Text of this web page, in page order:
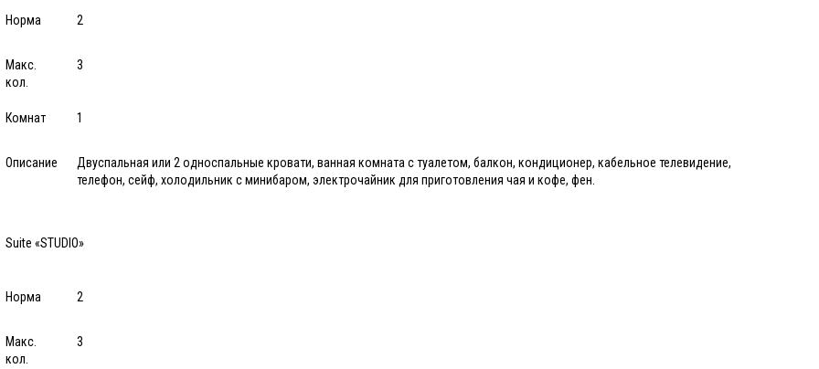
Норма 2
Макс.
кол.
3
Комнат 1
Описание
Двуспальная или 2 односпальные кровати, ванная комната с туалетом, балкон, кондиционер, кабельное телевидение,
телефон, сейф, холодильник с минибаром, электрочайник для приготовления чая и кофе, фен.
Suite «STUDIO»
Норма 2
Макс.
кол.
3